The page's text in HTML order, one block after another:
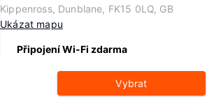
Kippenross, Dunblane, FK15 0LQ, GB
Ukázat mapu
Připojení Wi-Fi zdarma
Vybrat